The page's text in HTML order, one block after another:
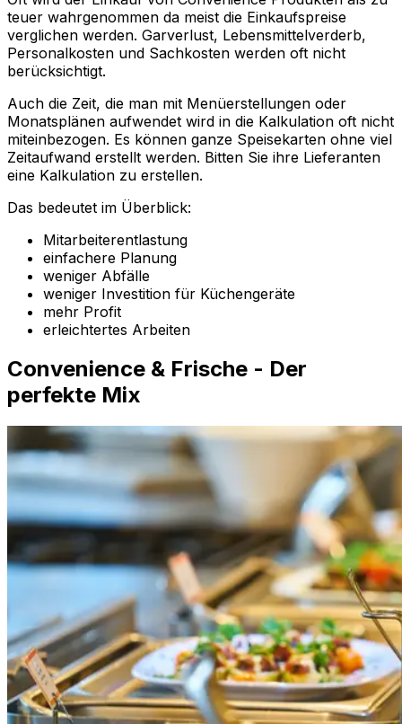
teuer wahrgenommen da meist die Einkaufspreise
verglichen werden. Garverlust, Lebensmittelverderb,
Personalkosten und Sachkosten werden oft nicht
berücksichtigt.
Auch die Zeit, die man mit Menüerstellungen oder
Monatsplänen aufwendet wird in die Kalkulation oft nicht
miteinbezogen. Es können ganze Speisekarten ohne viel
Zeitaufwand erstellt werden. Bitten Sie ihre Lieferanten
eine Kalkulation zu erstellen.
Das bedeutet im Überblick:
Mitarbeiterentlastung
einfachere Planung
weniger Abfälle
weniger Investition für Küchengeräte
mehr Profit
erleichtertes Arbeiten
Convenience & Frische - Der
perfekte Mix